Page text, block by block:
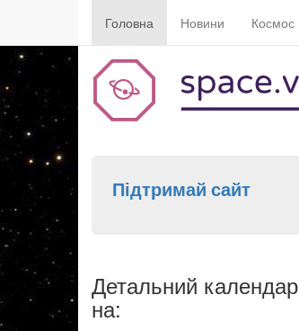
Головна Новини Космос
Підтримай сайт
Детальний календар
на: